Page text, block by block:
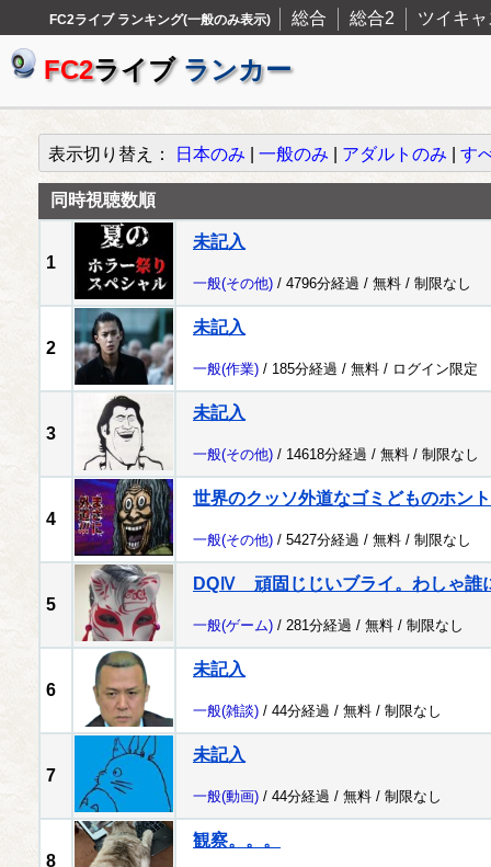
FC2ライブ ランキング(一般のみ表示) 総合 総合2 ツイキャ
FC2ライブ ランカー
表示切り替え： 日本のみ 一般のみ アダルトのみ す
同時視聴数順
1
未記入
一般(その他) / 4796分経過 / 無料 / 制限なし
2
未記入
一般(作業) / 185分経過 / 無料 / ログイン限定
3
未記入
一般(その他) / 14618分経過 / 無料 / 制限なし
4
世界のクッソ外道なゴミどものホン
一般(その他) / 5427分経過 / 無料 / 制限なし
5
DQⅣ 頑固じじいブライ。わしゃ誰
一般(ゲーム) / 281分経過 / 無料 / 制限なし
6
未記入
一般(雑談) / 44分経過 / 無料 / 制限なし
7
未記入
一般(動画) / 44分経過 / 無料 / 制限なし
8
観察。。。